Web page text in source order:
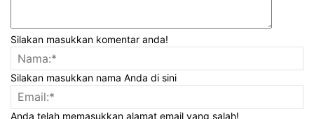
Silakan masukkan komentar anda!
Silakan masukkan nama Anda di sini
Anda telah memasukkan alamat email yang salah!